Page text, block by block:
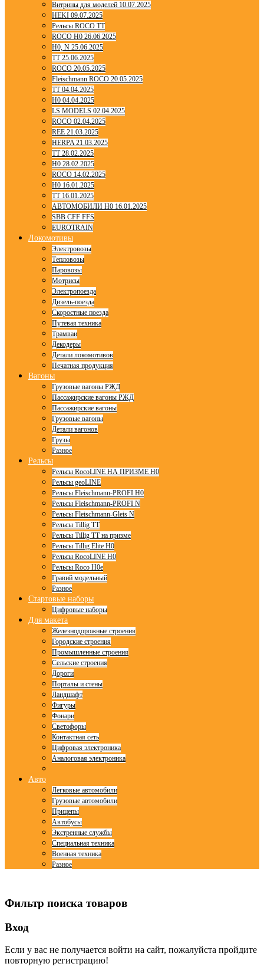
Витрины для моделей 10.07.2025
HEKI 09.07.2025
Рельсы ROCO TT
ROCO H0 26.06.2025
H0, N 25.06.2025
TT 25.06.2025
ROCO 20.05.2025
Fleischmann ROCO 20.05.2025
TT 04.04.2025
H0 04.04.2025
LS MODELS 02.04.2025
ROCO 02.04.2025
REE 21.03.2025
HERPA 21.03.2025
TT 28.02.2025
H0 28.02.2025
ROCO 14.02.2025
H0 16.01.2025
TT 16.01.2025
АВТОМОБИЛИ H0 16.01.2025
SBB CFF FFS
EUROTRAIN
Локомотивы
Электровозы
Тепловозы
Паровозы
Мотрисы
Электропоезда
Дизель-поезда
Скоростные поезда
Путевая техника
Трамваи
Декодеры
Детали локомотивов
Печатная продукция
Вагоны
Грузовые вагоны РЖД
Пассажирские вагоны РЖД
Пассажирские вагоны
Грузовые вагоны
Детали вагонов
Грузы
Разное
Рельсы
Рельсы RocoLINE НА ПРИЗМЕ H0
Рельсы geoLINE
Рельсы Fleischmann-PROFI H0
Рельсы Fleischmann-PROFI N
Рельсы Fleischmann-Gleis N
Рельсы Tillig TT
Рельсы Tillig TT на призме
Рельсы Tillig Elite H0
Рельсы RocoLINE H0
Рельсы Roco H0e
Гравий модельный
Разное
Стартовые наборы
Цифровые наборы
Для макета
Железнодорожные строения
Городские строения
Промышленные строения
Сельские строения
Дороги
Порталы и стены
Ландшафт
Фигуры
Фонари
Светофоры
Контактная сеть
Цифровая электроника
Аналоговая электроника
Авто
Легковые автомобили
Грузовые автомобили
Прицепы
Автобусы
Экстренные службы
Специальная техника
Военная техника
Разное
Фильтр поиска товаров
Вход
Если у вас не получается войти на сайт, пожалуйста пройдите
повторную регистрацию!